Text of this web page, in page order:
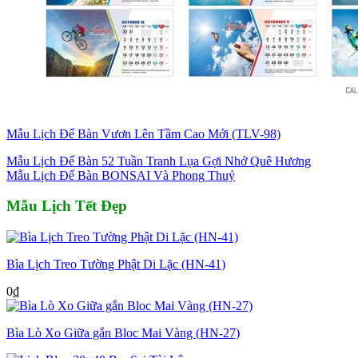
Mẫu Lịch Để Bàn Vươn Lên Tầm Cao Mới (TLV-98)
Mẫu Lịch Để Bàn 52 Tuần Tranh Lụa Gợi Nhớ Quê Hương
Mẫu Lịch Để Bàn BONSAI Và Phong Thuỷ
Mẫu Lịch Tết Đẹp
Bìa Lịch Treo Tường Phật Di Lặc (HN-41)
0₫
Bìa Lò Xo Giữa gắn Bloc Mai Vàng (HN-27)